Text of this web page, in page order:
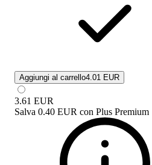
Aggiungi al carrello4.01 EUR
3.61 EUR
Salva 0.40 EUR con Plus Premium